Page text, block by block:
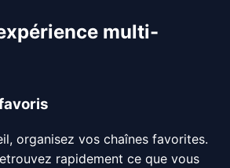
multi-
organisez vos chaînes favorites.
rapidement ce que vous